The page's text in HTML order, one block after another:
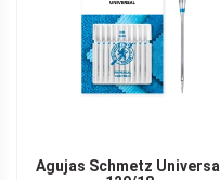
Agujas Schmetz Universal